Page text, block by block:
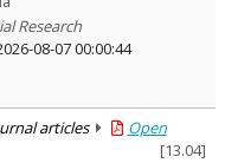
Research
08-07 00:00:44
articles
Open
[13.04]